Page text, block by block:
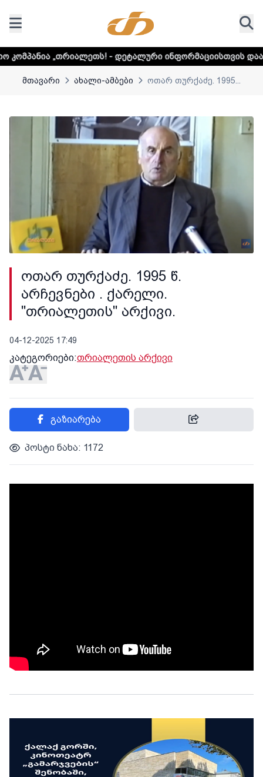
- დეტალური ინფორმაციისთვის დააკლიკეთ
მთავარი ახალი-ამბები ოთარ თურქაძე. 1995...
ოთარ თურქაძე. 1995 წ.
არჩევნები . ქარელი.
"თრიალეთის" არქივი.
04-12-2025 17:49
კატეგორიები:თრიალეთის არქივი
გაზიარება
პოსტი ნახა: 1172